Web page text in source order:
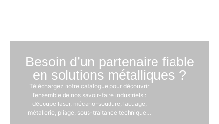
Besoin d’un partenaire fiable
en solutions métalliques ?
Téléchargez notre catalogue pour découvrir
l’ensemble de nos savoir-faire industriels :
découpe laser, mécano-soudure, laquage,
métallerie, pliage, sous-traitance technique…